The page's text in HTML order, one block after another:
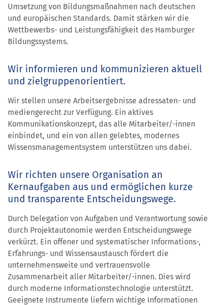
Umsetzung von Bildungsmaßnahmen nach deutschen
und europäischen Standards. Damit stärken wir die
Wettbewerbs- und Leistungsfähigkeit des Hamburger
Bildungssystems.
Wir informieren und kommunizieren aktuell
und zielgruppenorientiert.
Wir stellen unsere Arbeitsergebnisse adressaten- und
mediengerecht zur Verfügung. Ein aktives
Kommunikations­konzept, das alle Mitarbeiter/-innen
einbindet, und ein von allen gelebtes, modernes
Wissens­management­system unterstützen uns dabei.
Wir richten unsere Organisation an
Kernaufgaben aus und ermöglichen kurze
und transparente Entscheidungswege.
Durch Delegation von Aufgaben und Verantwortung sowie
durch Projekt­autonomie werden Entscheidungs­wege
verkürzt. Ein offener und systematischer Informations-,
Erfahrungs- und Wissens­austausch fördert die
unternehmensweite und vertrauensvolle
Zusammenarbeit aller Mitarbeiter/-innen. Dies wird
durch moderne Informations­technologie unterstützt.
Geeignete Instrumente liefern wichtige Informationen